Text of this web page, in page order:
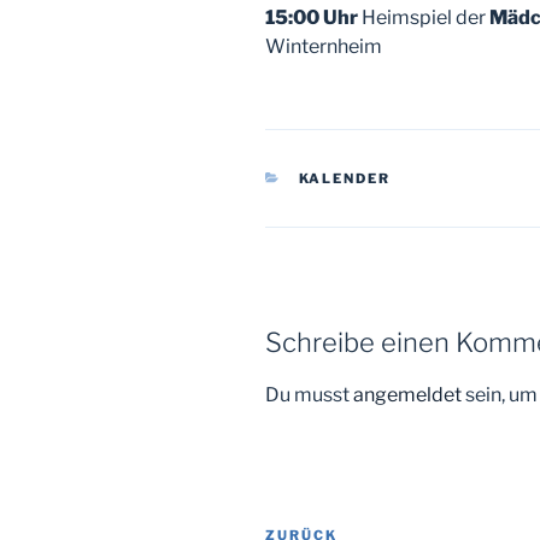
15:00 Uhr Heimspiel der
Winternheim
KATEGORIEN
KALENDER
Schreibe einen
Du musstangemeldetsein,
Beitragsnavigation
ZURÜCK